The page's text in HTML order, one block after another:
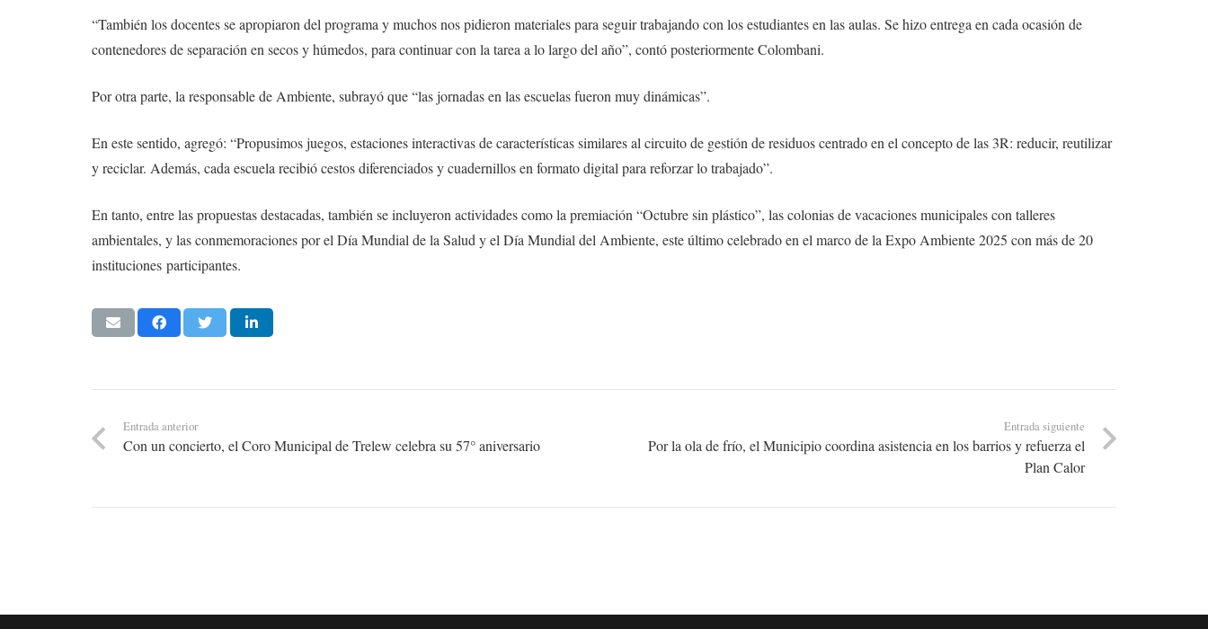
“También los docentes se apropiaron del programa y muchos nos pidieron materiales para seguir trabajando con los estudiantes en las aulas. Se hizo entrega en cada ocasión de
contenedores de separación en secos y húmedos, para continuar con la tarea a lo largo del año”, contó posteriormente Colombani.
Por otra parte, la responsable de Ambiente, subrayó que “las jornadas en las escuelas fueron muy dinámicas”.
En este sentido, agregó: “Propusimos juegos, estaciones interactivas de características similares al circuito de gestión de residuos centrado en el concepto de las 3R: reducir, reutilizar
y reciclar. Además, cada escuela recibió cestos diferenciados y cuadernillos en formato digital para reforzar lo trabajado”.
En tanto, entre las propuestas destacadas, también se incluyeron actividades como la premiación “Octubre sin plástico”, las colonias de vacaciones municipales con talleres
ambientales, y las conmemoraciones por el Día Mundial de la Salud y el Día Mundial del Ambiente, este último celebrado en el marco de la Expo Ambiente 2025 con más de 20
instituciones participantes.
Entrada anterior
Con un concierto, el Coro Municipal de Trelew celebra su 57° aniversario
Entrada siguiente
Por la ola de frío, el Municipio coordina asistencia en los barrios y refuerza el
Plan Calor